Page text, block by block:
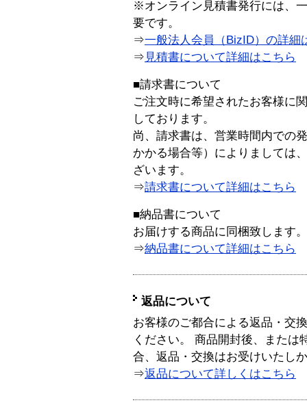
※オンライン見積書発行には、
要です。
⇒一般法人会員（BizID）の詳細
⇒ 見積書について詳細はこちら
■請求書について
ご注文時に希望されたお客様に
しております。
尚、請求書は、営業時間内での
かかる場合等）によりましては
ざいます。
⇒請求書について詳細はこちら
■納品書について
お届けする商品に同梱致します。
⇒納品書について詳細はこちら
返品について
お客様のご都合による返品・交
ください。 商品開封後、または
合、返品・交換はお受けいたし
⇒返品について詳しくはこちら